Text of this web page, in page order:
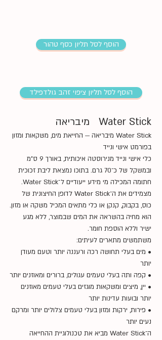
הוסף לסל תליון ציפוי זהב גולדפילד
הוסף לסל תליון כסף טהור
Water Stick מיבריאה
Water Stick מיבריאה — החייאת מים, משקאות ומזון
בפורמט אישי ונייד
כלי אישי ונייד מנירוסטה איכותית, באורך 9 ס"מ
ובמשקל של כ־70 גרם. בתוכו נמצאת ליבת זכוכית
חתומה המכילה מי מידע ייעודיים ל־Water Stick.
מצמידים את ה־Water Stick לדופן החיצונית של
כוס, בקבוק, קנקן או כלי מתאים המכיל משקה או מזון.
הוא מחיה בהשראה את המים שבמוצר, ללא מגע
ישיר וללא הוספת חומר.
משתמשים מתארים לעיתים:
• מים בעלי תחושה רכה ורעננה יותר וטעם מעודן
יותר
• קפה ותה בעלי טעמים עגולים, ברורים ומאוזנים יותר
• יין, מיצים ומשקאות מוגזים בעלי טעמים מאוזנים
יותר ובועות עדינות יותר
• פירות, ירקות ומזון בעלי טעמים צלולים יותר ומרקם
נעים יותר
ה־Water Stick מביא את טכנולוגיית ההחייאה